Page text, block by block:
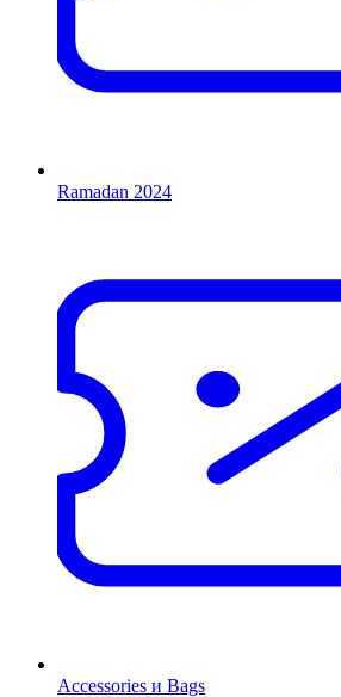
Ramadan 2024
Accessories и Bags